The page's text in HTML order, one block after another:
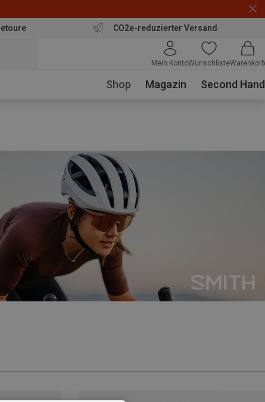
CO2e-reduzierter Versand
Mein KontoWunschlisteWarenkorb
Shop Magazin Second Hand